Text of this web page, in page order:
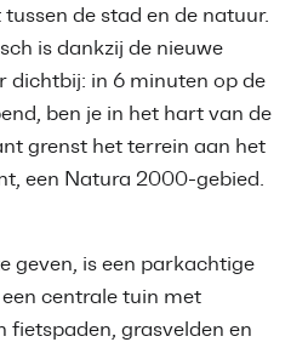
de stad en de natuur.
is dankzij de nieuwe
dichtbij: in 6 minuten op de
ben je in het hart van de
grenst het terrein aan het
een Natura 2000-gebied.
geven, is een parkachtige
centrale tuin met
fietspaden, grasvelden en